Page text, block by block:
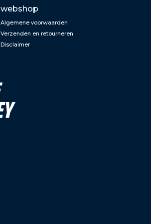
webshop
Algemene voorwaarden
Verzenden en retourneren
Disclaimer